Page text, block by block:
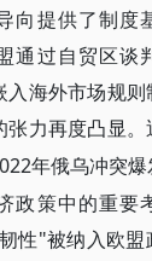
向提供了制度
通过自贸区谈
入海外市场规
张力再度凸显
年俄乌冲突
政策中的重要
性"被纳入欧盟